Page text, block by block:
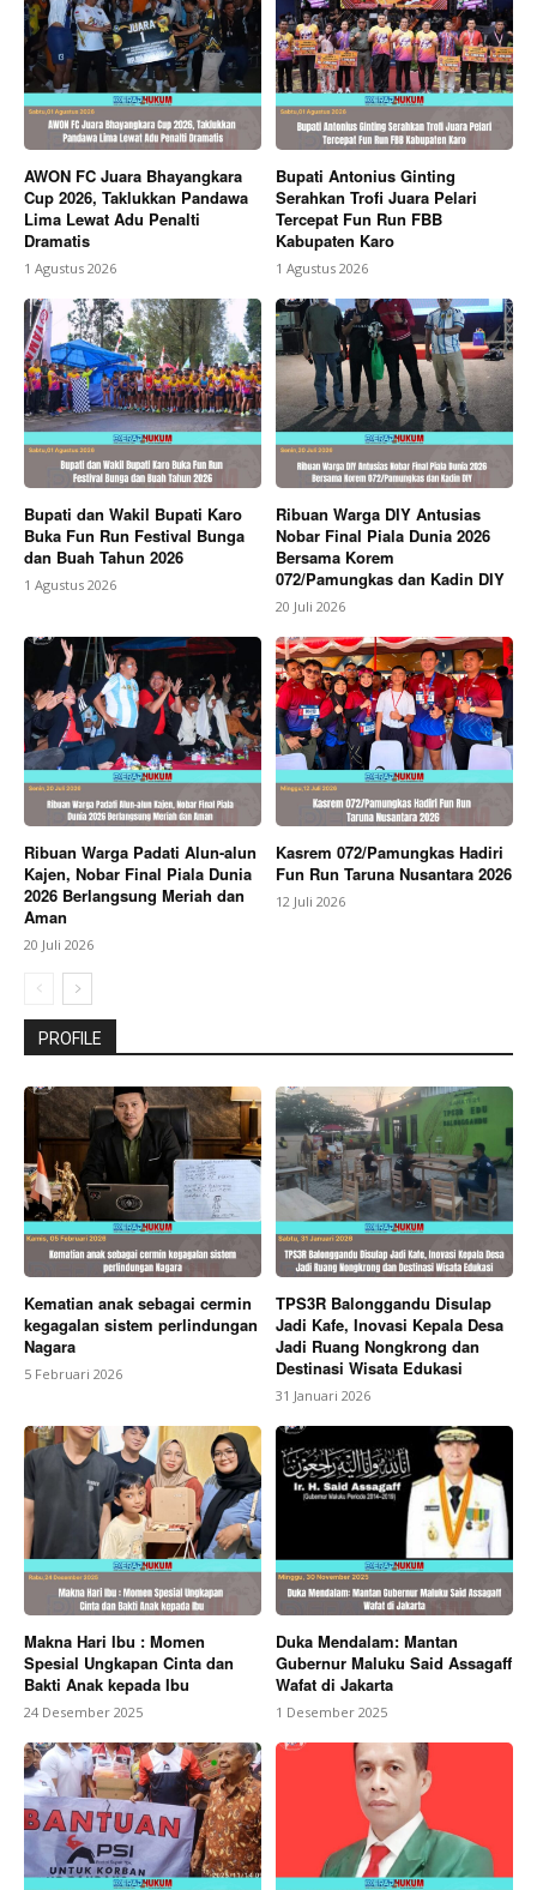
AWON FC Juara Bhayangkara
Cup 2026, Taklukkan Pandawa
Lima Lewat Adu Penalti
Dramatis
1 Agustus 2026
Bupati Antonius Ginting
Serahkan Trofi Juara Pelari
Tercepat Fun Run FBB
Kabupaten Karo
1 Agustus 2026
Bupati dan Wakil Bupati Karo
Buka Fun Run Festival Bunga
dan Buah Tahun 2026
1 Agustus 2026
Ribuan Warga DIY Antusias
Nobar Final Piala Dunia 2026
Bersama Korem
072/Pamungkas dan Kadin DIY
20 Juli 2026
Ribuan Warga Padati Alun-alun
Kajen, Nobar Final Piala Dunia
2026 Berlangsung Meriah dan
Aman
20 Juli 2026
Kasrem 072/Pamungkas Hadiri
Fun Run Taruna Nusantara 2026
12 Juli 2026
PROFILE
Kematian anak sebagai cermin
kegagalan sistem perlindungan
Nagara
5 Februari 2026
TPS3R Balonggandu Disulap
Jadi Kafe, Inovasi Kepala Desa
Jadi Ruang Nongkrong dan
Destinasi Wisata Edukasi
31 Januari 2026
Makna Hari Ibu : Momen
Spesial Ungkapan Cinta dan
Bakti Anak kepada Ibu
24 Desember 2025
Duka Mendalam: Mantan
Gubernur Maluku Said Assagaff
Wafat di Jakarta
1 Desember 2025